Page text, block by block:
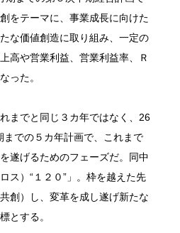
をテーマに、事業成長に向けた
な価値創造に取り組み、一定の
高や営業利益、営業利益率、Ｒ
った。
までと同じ３カ年ではなく、26
での５カ年計画で、これまで
遂げるためのフェーズだ。同中
ス）“１２０”」。枠を越えた先
創）し、変革を成し遂げ新たな
とする。